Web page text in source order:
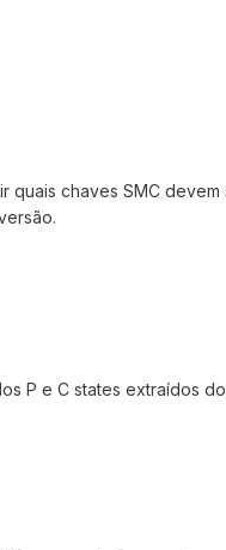
chaves SMC
P e C states extraídos